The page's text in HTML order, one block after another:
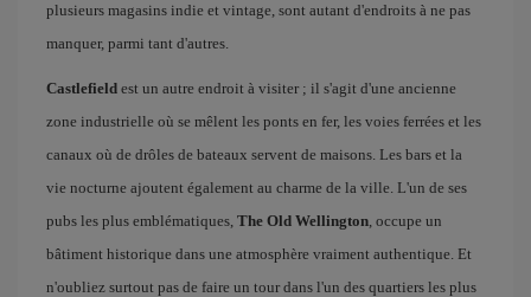
plusieurs magasins indie et vintage, sont autant d'endroits à ne pas
manquer, parmi tant d'autres.
Castlefield est un autre endroit à visiter ; il s'agit d'une ancienne
zone industrielle où se mêlent les ponts en fer, les voies ferrées et les
canaux où de drôles de bateaux servent de maisons. Les bars et la
vie nocturne ajoutent également au charme de la ville. L'un de ses
pubs les plus emblématiques, The Old Wellington, occupe un
bâtiment historique dans une atmosphère vraiment authentique. Et
n'oubliez surtout pas de faire un tour dans l'un des quartiers les plus